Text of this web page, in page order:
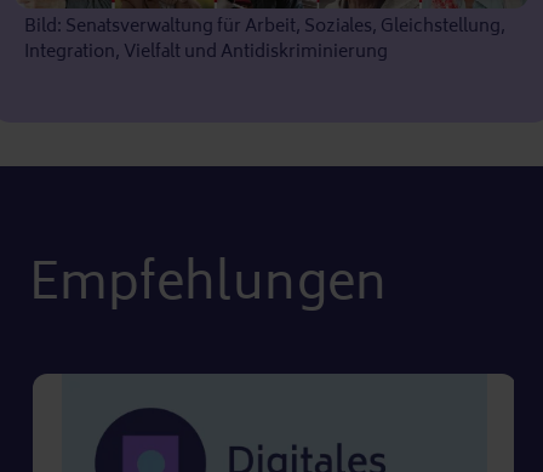
Bild: Senatsverwaltung für Arbeit, Soziales, Gleichstellung,
Integration, Vielfalt und Antidiskriminierung
Empfehlungen